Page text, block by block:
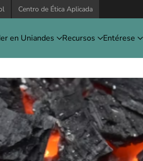
Centro de Ética Aplicada
en Uniandes Recursos Entérese